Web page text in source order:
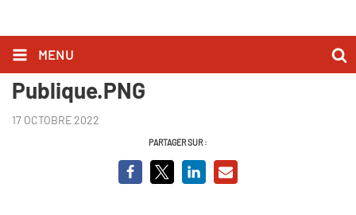
MENU
Laurent Berger - Audition
Publique.PNG
17 OCTOBRE 2022
PARTAGER SUR :